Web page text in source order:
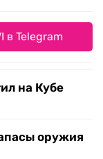
в Telegram
на Кубе
оружия